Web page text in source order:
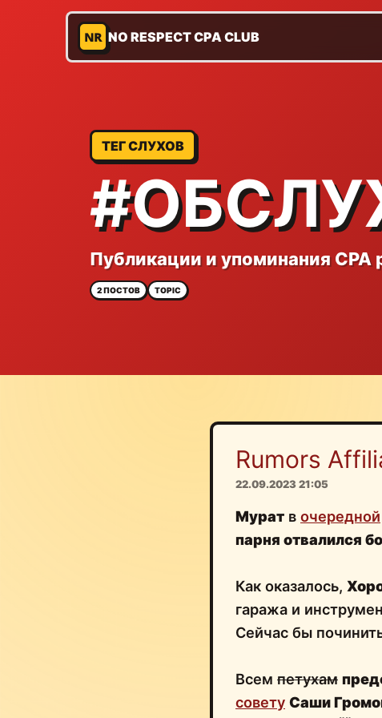
NR NO RESPECT CPA CLUB
ТЕГ СЛУХОВ
Публикации и упоминания
2 ПОСТОВ TOPIC
Rumors
22.09.2023 21:05
Мурат в очередной
парня отвалился
Как оказалось,
гаража и
Сейчас бы
Всем петухам
совету Саши